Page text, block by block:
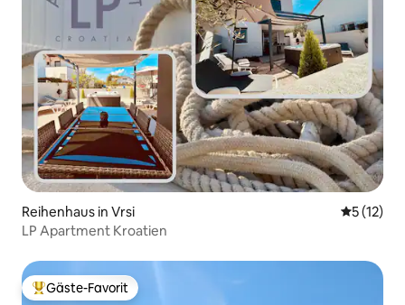
Reihenhaus in Vrsi
5 (12)
LP Apartment Kroatien
Beliebter Gäste-Favorit.
Gäste-Favorit